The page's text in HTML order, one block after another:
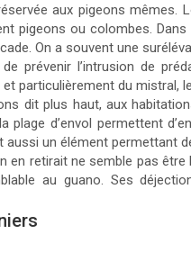
aux pigeons mêmes.
pigeons ou colombes.
On a souvent une
prévenir l’intrusion de
particulièrement du mistral,
dit plus haut, aux
d’envol permettent
un élément permettant
en retirait ne semble pas
au guano. Ses